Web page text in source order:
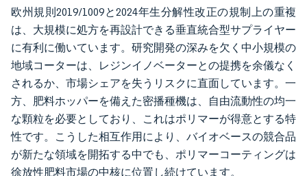
欧州規則2019/1009と2024年生分解性改正の規制上の重複
は、大規模に処方を再設計できる垂直統合型サプライヤー
に有利に働いています。研究開発の深みを欠く中小規模の
地域コーターは、レジンイノベーターとの提携を余儀なく
されるか、市場シェアを失うリスクに直面しています。一
方、肥料ホッパーを備えた密播種機は、自由流動性の均一
な顆粒を必要としており、これはポリマーが得意とする特
性です。こうした相互作用により、バイオベースの競合品
が新たな領域を開拓する中でも、ポリマーコーティングは
徐放性肥料市場の中核に位置し続けています。